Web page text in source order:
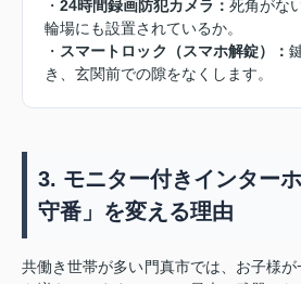
・ 24時間録画防犯カメラ： 死角がな
輪場にも設置されているか。
・ スマートロック（スマホ解錠）：
き、玄関前での隙をなくします。
3. モニター付きインター
守番」を変える理由
共働き世帯が多い門真市では、お子様